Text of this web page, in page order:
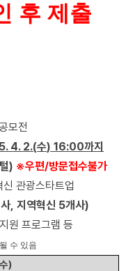
후 제출
모전
4. 2.(수) 16:00까지
) ※우편/방문접수불가
신 관광스타트업
, 지역혁신 5개사)
지원 프로그램 등
수 있음
수)